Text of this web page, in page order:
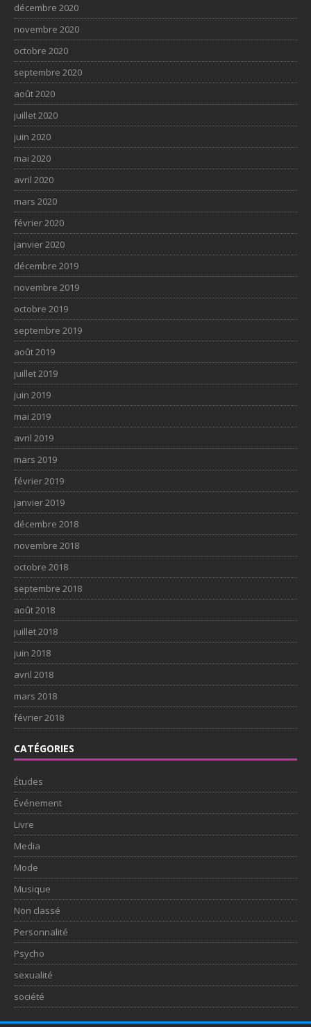
décembre 2020
novembre 2020
octobre 2020
septembre 2020
août 2020
juillet 2020
juin 2020
mai 2020
avril 2020
mars 2020
février 2020
janvier 2020
décembre 2019
novembre 2019
octobre 2019
septembre 2019
août 2019
juillet 2019
juin 2019
mai 2019
avril 2019
mars 2019
février 2019
janvier 2019
décembre 2018
novembre 2018
octobre 2018
septembre 2018
août 2018
juillet 2018
juin 2018
avril 2018
mars 2018
février 2018
CATÉGORIES
Études
Événement
Livre
Media
Mode
Musique
Non classé
Personnalité
Psycho
sexualité
société